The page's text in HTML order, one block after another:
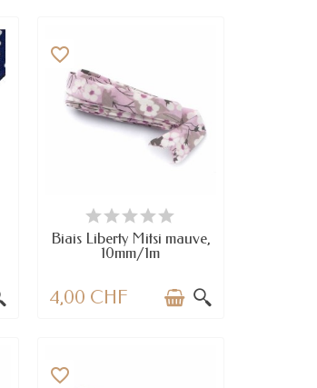
EN STOCK
favorite_border
Biais Liberty Mitsi mauve,
10mm/1m
4,00 CHF
favorite_border